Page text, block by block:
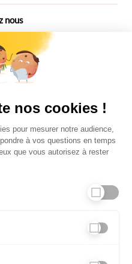
nous
Avis
nos cookies !
pour mesurer notre audience,
à vos questions en temps
que vous autorisez à rester